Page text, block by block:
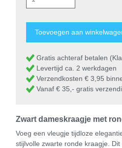
Gratis achteraf betalen
Levertijd ca. 2 werkdagen
Verzendkosten € 3,95
Vanaf € 35,- gratis
Zwart dameskraagje met
Voeg een vleugje tijdloze
stijlvolle zwarte ronde kraagje.